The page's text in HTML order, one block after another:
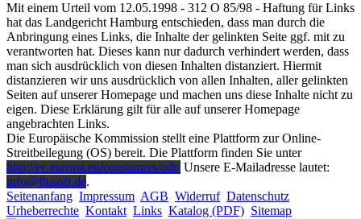
Mit einem Urteil vom 12.05.1998 - 312 O 85/98 - Haftung für Links
hat das Landgericht Hamburg entschieden, dass man durch die
Anbringung eines Links, die Inhalte der gelinkten Seite ggf. mit zu
verantworten hat. Dieses kann nur dadurch verhindert werden, dass
man sich ausdrücklich von diesen Inhalten distanziert. Hiermit
distanzieren wir uns ausdrücklich von allen Inhalten, aller gelinkten
Seiten auf unserer Homepage und machen uns diese Inhalte nicht zu
eigen. Diese Erklärung gilt für alle auf unserer Homepage
angebrachten Links.
Die Europäische Kommission stellt eine Plattform zur Online-
Streitbeilegung (OS) bereit. Die Plattform finden Sie unter
http://ec.europa.eu/consumers/odr/Unsere E-Mailadresse lautet:
info@flusoft.de.
Seitenanfang Impressum AGB Widerruf Datenschutz
Urheberrechte Kontakt Links Katalog (PDF) Sitemap